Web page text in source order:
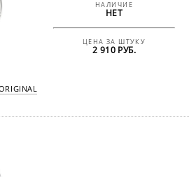
НАЛИЧИЕ
НЕТ
ЦЕНА ЗА ШТУКУ
2 910 РУБ.